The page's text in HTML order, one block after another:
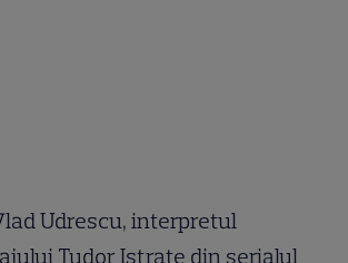
Udrescu, interpretul
Tudor Istrate din serialul